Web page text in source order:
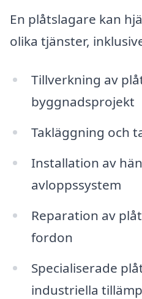
En plåtslagare kan
olika tjänster,
Tillverkning av
byggnadsprojekt
Takläggning och
Installation av
avloppssystem
Reparation av
fordon
Specialiserade
industriella